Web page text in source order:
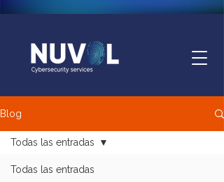
Blog
Todas las entradas
Todas las entradas